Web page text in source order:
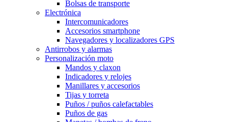
Bolsas de transporte
Electrónica
Intercomunicadores
Accesorios smartphone
Navegadores y localizadores GPS
Antirrobos y alarmas
Personalización moto
Mandos y claxon
Indicadores y relojes
Manillares y accesorios
Tijas y torreta
Puños / puños calefactables
Puños de gas